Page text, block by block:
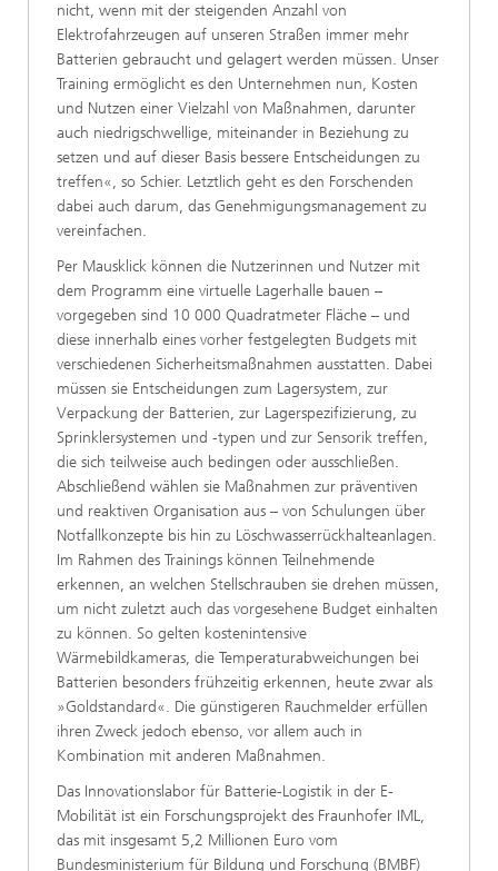
nicht, wenn mit der steigenden Anzahl von
Elektrofahrzeugen auf unseren Straßen immer mehr
Batterien gebraucht und gelagert werden müssen. Unser
Training ermöglicht es den Unternehmen nun, Kosten
und Nutzen einer Vielzahl von Maßnahmen, darunter
auch niedrigschwellige, miteinander in Beziehung zu
setzen und auf dieser Basis bessere Entscheidungen zu
treffen«, so Schier. Letztlich geht es den Forschenden
dabei auch darum, das Genehmigungsmanagement zu
vereinfachen.
Per Mausklick können die Nutzerinnen und Nutzer mit
dem Programm eine virtuelle Lagerhalle bauen –
vorgegeben sind 10 000 Quadratmeter Fläche – und
diese innerhalb eines vorher festgelegten Budgets mit
verschiedenen Sicherheitsmaßnahmen ausstatten. Dabei
müssen sie Entscheidungen zum Lagersystem, zur
Verpackung der Batterien, zur Lagerspezifizierung, zu
Sprinklersystemen und -typen und zur Sensorik treffen,
die sich teilweise auch bedingen oder ausschließen.
Abschließend wählen sie Maßnahmen zur präventiven
und reaktiven Organisation aus – von Schulungen über
Notfallkonzepte bis hin zu Löschwasserrückhalteanlagen.
Im Rahmen des Trainings können Teilnehmende
erkennen, an welchen Stellschrauben sie drehen müssen,
um nicht zuletzt auch das vorgesehene Budget einhalten
zu können. So gelten kostenintensive
Wärmebildkameras, die Temperaturabweichungen bei
Batterien besonders frühzeitig erkennen, heute zwar als
»Goldstandard«. Die günstigeren Rauchmelder erfüllen
ihren Zweck jedoch ebenso, vor allem auch in
Kombination mit anderen Maßnahmen.
Das Innovationslabor für Batterie-Logistik in der E-
Mobilität ist ein Forschungsprojekt des Fraunhofer IML,
das mit insgesamt 5,2 Millionen Euro vom
Bundesministerium für Bildung und Forschung (BMBF)